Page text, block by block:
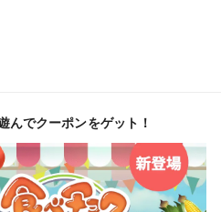
んでクーポンをゲット！